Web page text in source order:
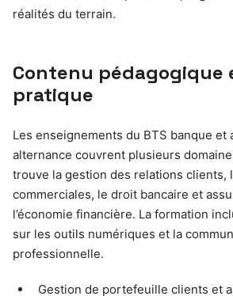
réalités du terrain.
Contenu pédagogique
pratique
Les enseignements du BTS banque et
alternance couvrent plusieurs
trouve la gestion des relations clients,
commerciales, le droit bancaire et
l’économie financière. La formation
sur les outils numériques et la
professionnelle.
Gestion de portefeuille clients et